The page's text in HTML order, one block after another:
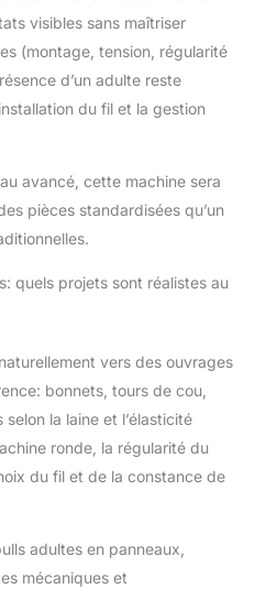
un anneau en
pouvez ajuster la
du tissu selon
besoins, vous
avec une
aiguille et un crochet.
Facile à transporter : en
temps, le corps
et à utiliser,
écharpes, des
des tissus,
des chaussettes, etc.
à tricoter peut
utilisée pour un
An et Noël,
également un
visibles sans maîtriser
(montage, tension, régularité
d’un adulte reste
du fil et la gestion
avancé, cette machine sera
pièces standardisées qu’un
quels projets sont réalistes au
vers des ouvrages
bonnets, tours de cou,
la laine et l’élasticité
ronde, la régularité du
du fil et de la constance de
adultes en panneaux,
mécaniques et